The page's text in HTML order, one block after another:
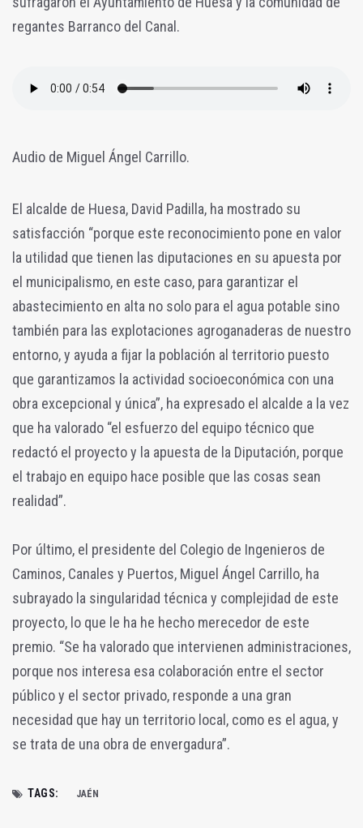
regantes Barranco del Canal.
Audio de Miguel Ángel Carrillo.
El alcalde de Huesa, David Padilla, ha mostrado su
satisfacción “porque este reconocimiento pone en valor
la utilidad que tienen las diputaciones en su apuesta por
el municipalismo, en este caso, para garantizar el
abastecimiento en alta no solo para el agua potable sino
también para las explotaciones agroganaderas de nuestro
entorno, y ayuda a fijar la población al territorio puesto
que garantizamos la actividad socioeconómica con una
obra excepcional y única”, ha expresado el alcalde a la vez
que ha valorado “el esfuerzo del equipo técnico que
redactó el proyecto y la apuesta de la Diputación, porque
el trabajo en equipo hace posible que las cosas sean
realidad”.
Por último, el presidente del Colegio de Ingenieros de
Caminos, Canales y Puertos, Miguel Ángel Carrillo, ha
subrayado la singularidad técnica y complejidad de este
proyecto, lo que le ha he hecho merecedor de este
premio. “Se ha valorado que intervienen administraciones,
porque nos interesa esa colaboración entre el sector
público y el sector privado, responde a una gran
necesidad que hay un territorio local, como es el agua, y
se trata de una obra de envergadura”.
TAGS: JAÉN